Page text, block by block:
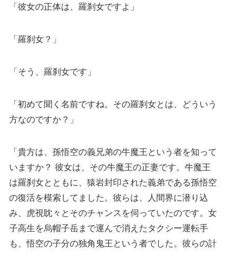
「彼女の正体は、羅刹女ですよ」
「羅刹女？」
「そう、羅刹女です」
「初めて聞く名前ですね。その羅刹女とは、どういう
方なのですか？」
「貴方は、孫悟空の義兄弟の牛魔王という者を知って
いますか？ 彼女は、その牛魔王の正妻です。牛魔王
は羅刹女とともに、猿岩封印された義弟である孫悟空
の復活を模索してました。彼らは、人間界に潜り込
み、虎視眈々とそのチャンスを伺っていたのです。女
子高生を烏帽子岳まで運んで消えたタクシー運転手
も、悟空の子分の独角鬼王という者でした。彼らの計